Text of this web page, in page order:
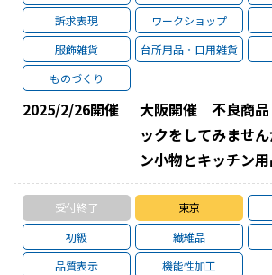
訴求表現 ワークショップ
服飾雑貨
台所用品・日用雑貨
ものづくり
2025/2/26開催
大阪開催 不良商品
ックをしてみませ
ン小物とキッチン
受付終了 東京
初級
繊維品
品質表示
機能性加工